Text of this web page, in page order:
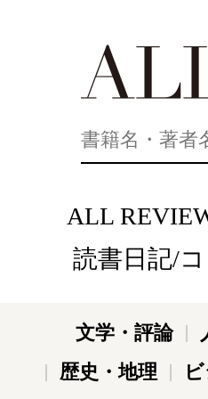
ALL
読書日記/
文学・評論
歴史・地理